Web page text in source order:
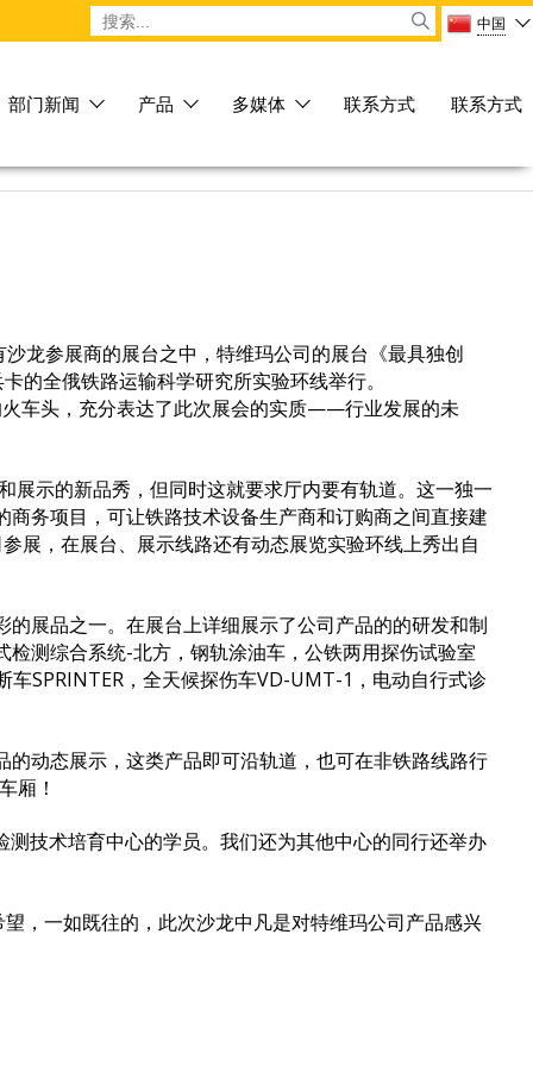
中国
Форма поиска Search
部门新闻 产品 多媒体 联系方式 联系方式
龙参展商的展台之中，特维玛公司的展台《最具独创
的全俄铁路运输科学研究所实验环线举行。
车头，充分表达了此次展会的实质——行业发展的未
示的新品秀，但同时这就要求厅内要有轨道。这一独一
务项目，可让铁路技术设备生产商和订购商之间直接建
展，在展台、展示线路还有动态展览实验环线上秀出自
展品之一。在展台上详细展示了公司产品的的研发和制
测综合系统-北方，钢轨涂油车，公铁两用探伤试验室
SPRINTER，全天候探伤车VD-UMT-1，电动自行式诊
动态展示，这类产品即可沿轨道，也可在非铁路线路行
厢！
技术培育中心的学员。我们还为其他中心的同行还举办
，一如既往的，此次沙龙中凡是对特维玛公司产品感兴